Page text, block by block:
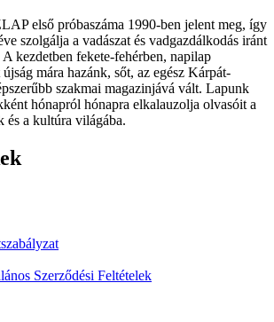
első próbaszáma 1990-ben jelent meg, így
szolgálja a vadászat és vadgazdálkodás iránt
kezdetben fekete-fehérben, napilap
mára hazánk, sőt, az egész Kárpát-
szakmai magazinjává vált. Lapunk
hónapról hónapra elkalauzolja olvasóit a
és a kultúra világába.
Szerződési Feltételek